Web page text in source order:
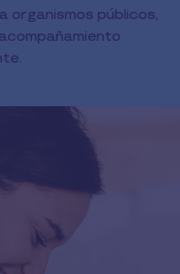
organismos públicos,